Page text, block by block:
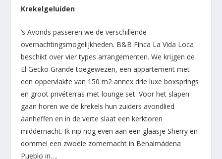
Krekelgeluiden
’s Avonds passeren we de verschillende
overnachtingsmogelijkheden. B&B Finca La Vida Loca
beschikt over vier types arrangementen. We krijgen de
El Gecko Grande toegewezen, een appartement met
een oppervlakte van 150 m2 annex drie luxe boxsprings
en groot privéterras met lounge set. Voor het slapen
gaan horen we de krekels hun zuiders avondlied
aanheffen en in de verte slaat een kerktoren
middernacht. Ik nip nog even aan een glaasje Sherry en
dommel een zwoele zomernacht in Benalmádena
Pueblo in….